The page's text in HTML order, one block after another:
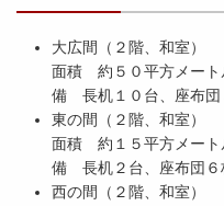
大広間（２階、和室）
面積 約５０平方メー
備 長机１０台、座布団
東の間（２階、和室）
面積 約１５平方メー
備 長机２台、座布団６
西の間（２階、和室）